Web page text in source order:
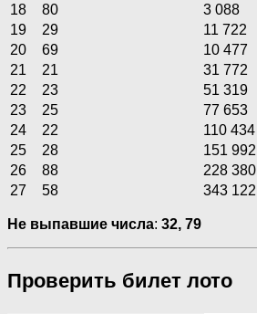
18 80 3 088
19
29 11 722
20
69 10 477
21
21 31 772
22
23 51 319
23
25 77 653
24
22 110 434
25
28 151 992
26
88 228 380
27
58 343 122
Не выпавшие числа: 32, 79
Проверить билет лото